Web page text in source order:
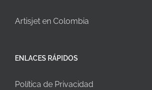
Artisjet en Colombia
ENLACES RÁPIDOS
Política de Privacidad